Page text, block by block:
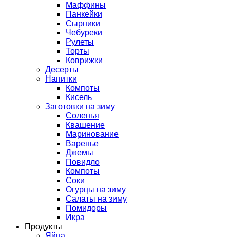
Маффины
Панкейки
Сырники
Чебуреки
Рулеты
Торты
Коврижки
Десерты
Напитки
Компоты
Кисель
Заготовки на зиму
Соленья
Квашение
Маринование
Варенье
Джемы
Повидло
Компоты
Соки
Огурцы на зиму
Салаты на зиму
Помидоры
Икра
Продукты